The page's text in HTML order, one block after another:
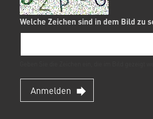
Welche Zeichen sind in dem Bild zu
Anmelden